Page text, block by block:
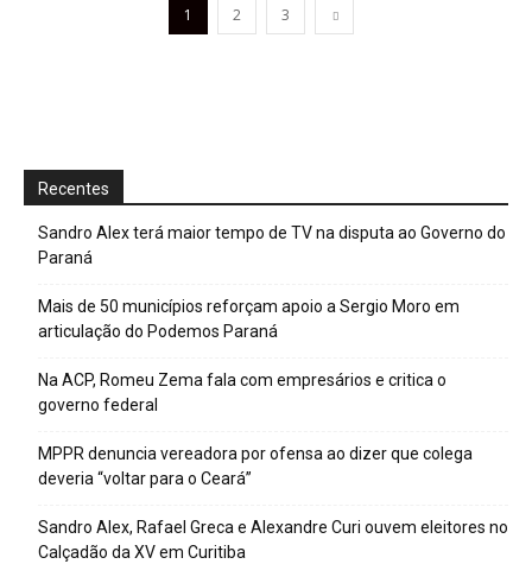
1 2 3
Recentes
Sandro Alex terá maior tempo de TV na disputa ao Governo do
Paraná
Mais de 50 municípios reforçam apoio a Sergio Moro em
articulação do Podemos Paraná
Na ACP, Romeu Zema fala com empresários e critica o
governo federal
MPPR denuncia vereadora por ofensa ao dizer que colega
deveria “voltar para o Ceará”
Sandro Alex, Rafael Greca e Alexandre Curi ouvem eleitores no
Calçadão da XV em Curitiba